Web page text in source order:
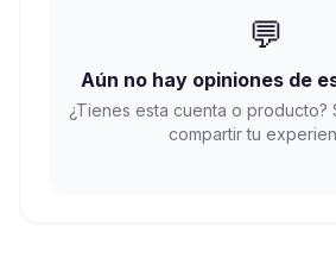
💬
Aún no hay opiniones de
¿Tienes esta cuenta o producto?
compartir tu